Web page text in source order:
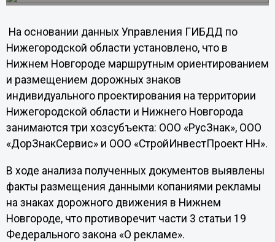
На основании данных Управления ГИБДД по
Нижегородской области установлено, что в
Нижнем Новгороде маршрутным ориентированием
и размещением дорожных знаков
индивидуального проектирования на территории
Нижегородской области и Нижнего Новгорода
занимаются три хозсубъекта: ООО «РусЗнак», ООО
«ДорЗнакСервис» и ООО «СтройИнвестПроект НН».
В ходе анализа полученных документов выявлены
факты размещения данными копаниями рекламы
на знаках дорожного движения в Нижнем
Новгороде, что противоречит части 3 статьи 19
Федерального закона «О рекламе».